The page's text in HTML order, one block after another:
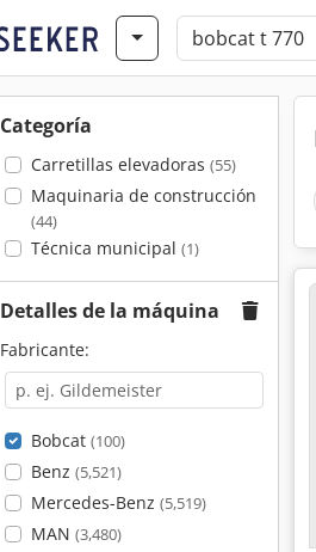
Categoría
Carretillas elevadoras (55)
Maquinaria de construcción
(44)
Técnica municipal (1)
Detalles de la máquina
Fabricante:
Bobcat (100)
Benz (5,521)
Mercedes-Benz (5,519)
MAN (3,480)